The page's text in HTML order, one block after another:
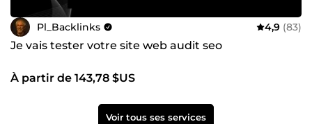
Pl_Backlinks 4,9 (83)
Je vais tester votre site web audit seo
À partir de 143,78 $US
Voir tous ses services